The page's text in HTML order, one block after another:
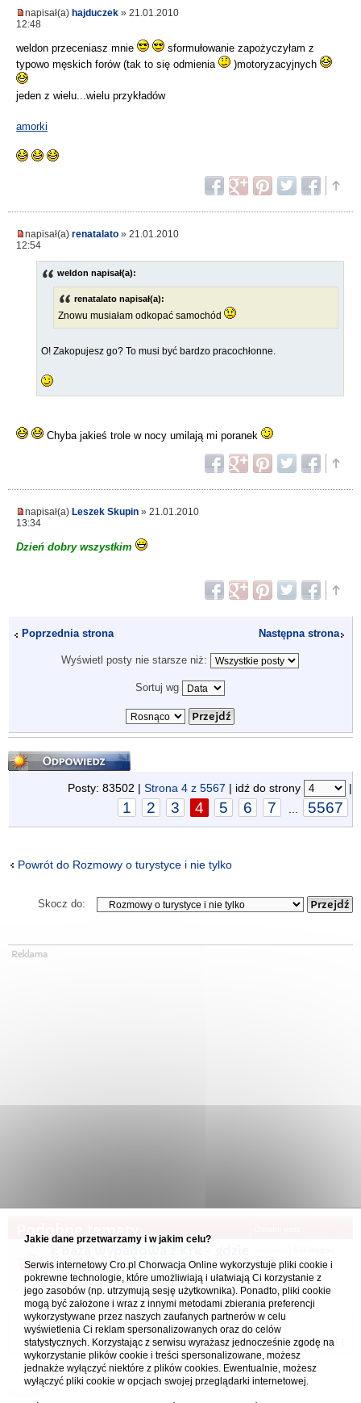
napisał(a) hajduczek » 21.01.2010
12:48
weldon przeceniasz mnie
sformułowanie zapożyczyłam z
typowo męskich forów (tak to się odmienia
)motoryzacyjnych
jeden z wielu...wielu przykładów
amorki
napisał(a) renatalato » 21.01.2010
12:54
weldon napisał(a):
renatalato napisał(a):
Znowu musiałam odkopać samochód
O! Zakopujesz go? To musi być bardzo pracochłonne.
Chyba jakieś trole w nocy umilają mi poranek
napisał(a) Leszek Skupin » 21.01.2010
13:34
Dzień dobry wszystkim
Poprzednia strona Następna strona
Wyświetl posty nie starsze niż:
Sortuj wg
Odpowiedz
Posty: 83502 | Strona 4 z 5567 | idź do strony |
1 2 3 4 5 6 7 ... 5567
Powrót do Rozmowy o turystyce i nie tylko
Skocz do:
na 1 dzień
wRegiony i miejscowości turystyczne 06.09.2022 20:19
Forum Chorwacja Online - Cro.pl
Usuń ciasteczka• Strefa czasowa: UTC + 1 (Polska - czas zimowy) [ DST
Jakie dane przetwarzamy i w jakim celu?
Serwis internetowy Cro.pl Chorwacja Online wykorzystuje pliki cookie i
pokrewne technologie, które umożliwiają i ułatwiają Ci korzystanie z
jego zasobów (np. utrzymują sesję użytkownika). Ponadto, pliki cookie
mogą być założone i wraz z innymi metodami zbierania preferencji
wykorzystywane przez naszych zaufanych partnerów w celu
wyświetlenia Ci reklam spersonalizowanych oraz do celów
statystycznych. Korzystając z serwisu wyrażasz jednocześnie zgodę na
wykorzystanie plików cookie i treści spersonalizowane, możesz
jednakże wyłączyć niektóre z plików cookies. Ewentualnie, możesz
wyłączyć pliki cookie w opcjach swojej przeglądarki internetowej.